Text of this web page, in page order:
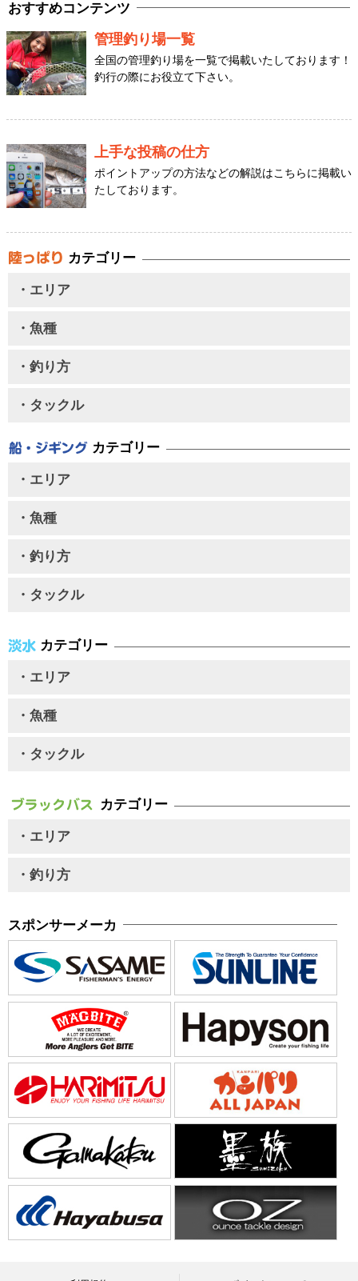
おすすめコンテンツ
管理釣り場一覧
全国の管理釣り場を一覧で掲載いたしております！
釣行の際にお役立て下さい。
上手な投稿の仕方
ポイントアップの方法などの解説はこちらに掲載い
たしております。
カテゴリー
・エリア
・魚種
・釣り方
・タックル
カテゴリー
・エリア
・魚種
・釣り方
・タックル
カテゴリー
・エリア
・魚種
・タックル
カテゴリー
・エリア
・釣り方
スポンサーメーカ